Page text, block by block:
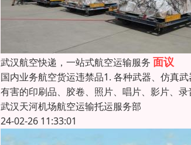
武汉航空快递，一站式航空运输服务 面议
国内业务航空货运违禁品1. 各种武器、仿真
有害的印刷品、胶卷、照片、唱片、影片、
武汉天河机场航空运输托运服务部
24-02-26 11:33:01